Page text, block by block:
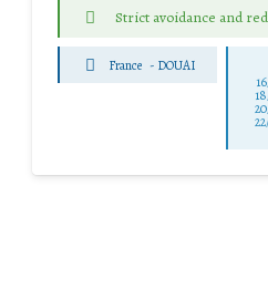
Strict avoidance and
France - DOUAI